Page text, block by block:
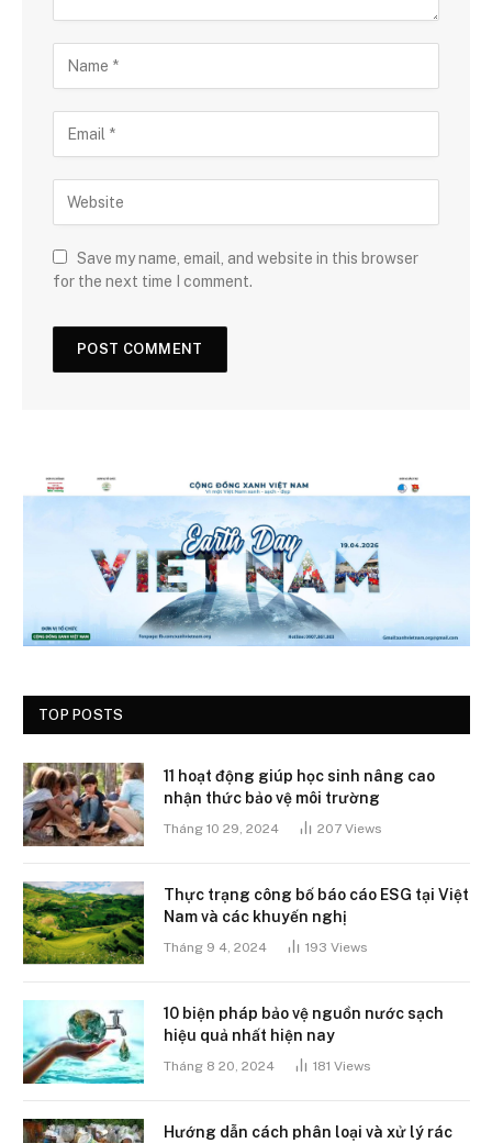
Save my name, email, and website in this browser
for the next time I comment.
TOP POSTS
11 hoạt động giúp học sinh nâng cao
nhận thức bảo vệ môi trường
Tháng 10 29, 2024 207 Views
Thực trạng công bố báo cáo ESG tại Việt
Nam và các khuyến nghị
Tháng 9 4, 2024 193 Views
10 biện pháp bảo vệ nguồn nước sạch
hiệu quả nhất hiện nay
Tháng 8 20, 2024 181 Views
Hướng dẫn cách phân loại và xử lý rác